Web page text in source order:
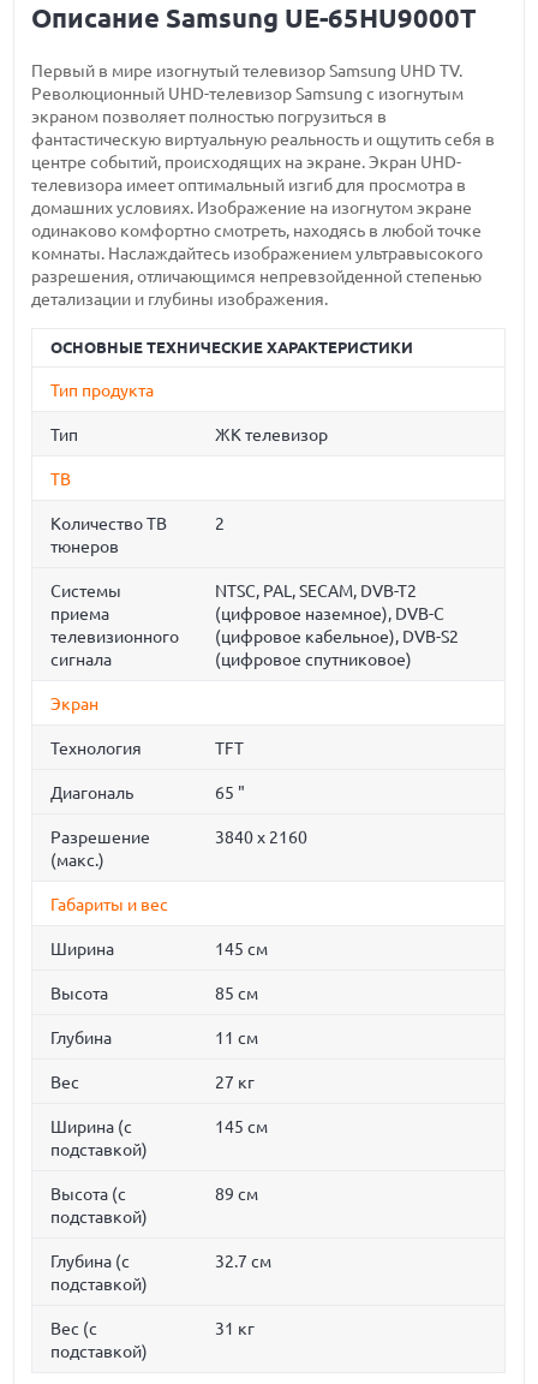
Описание Samsung UE-65HU9000T
Первый в мире изогнутый телевизор Samsung UHD TV.
Революционный UHD-телевизор Samsung с изогнутым
экраном позволяет полностью погрузиться в
фантастическую виртуальную реальность и ощутить себя в
центре событий, происходящих на экране. Экран UHD-
телевизора имеет оптимальный изгиб для просмотра в
домашних условиях. Изображение на изогнутом экране
одинаково комфортно смотреть, находясь в любой точке
комнаты. Наслаждайтесь изображением ультравысокого
разрешения, отличающимся непревзойденной степенью
детализации и глубины изображения.
ОСНОВНЫЕ ТЕХНИЧЕСКИЕ ХАРАКТЕРИСТИКИ
Тип продукта
Тип ЖК телевизор
ТВ
Количество ТВ
тюнеров
2
Системы
приема
телевизионного
сигнала
NTSC, PAL, SECAM, DVB-T2
(цифровое наземное), DVB-C
(цифровое кабельное), DVB-S2
(цифровое спутниковое)
Экран
Технология TFT
Диагональ 65 "
Разрешение
(макс.)
3840 x 2160
Габариты и вес
Ширина 145 см
Высота 85 см
Глубина 11 см
Вес 27 кг
Ширина (с
подставкой)
145 см
Высота (с
подставкой)
89 см
Глубина (с
подставкой)
32.7 см
Вес (с
подставкой)
31 кг